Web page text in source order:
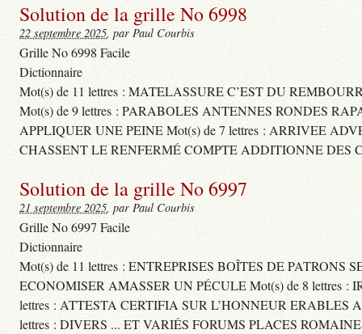
Solution de la grille No 6998
22 septembre 2025, par Paul Courbis
Grille No 6998 Facile
Dictionnaire
Mot(s) de 11 lettres : MATELASSURE C’EST DU
Mot(s) de 9 lettres : PARABOLES ANTENNES RONDES
APPLIQUER UNE PEINE Mot(s) de 7 lettres : ARRIVEE
CHASSENT LE RENFERMÉ COMPTE ADDITIONNE DES
Solution de la grille No 6997
21 septembre 2025, par Paul Courbis
Grille No 6997 Facile
Dictionnaire
Mot(s) de 11 lettres : ENTREPRISES BOÎTES DE PATRONS
ECONOMISER AMASSER UN PÉCULE Mot(s) de 8 lettres
lettres : ATTESTA CERTIFIA SUR L’HONNEUR
lettres : DIVERS ... ET VARIÉS FORUMS PLACES